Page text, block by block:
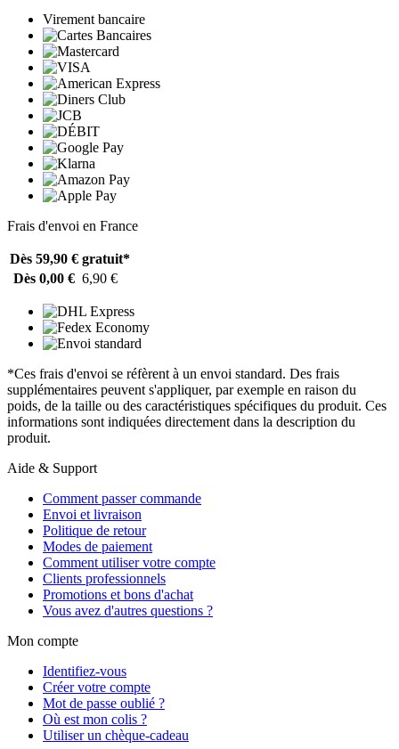
Virement bancaire
Frais d'envoi en France
Dès 59,90 € gratuit*
Dès 0,00 € 6,90 €
*Ces frais d'envoi se réfèrent à un envoi standard. Des frais
supplémentaires peuvent s'appliquer, par exemple en raison du
poids, de la taille ou des caractéristiques spécifiques du produit. Ces
informations sont indiquées directement dans la description du
produit.
Aide & Support
Comment passer commande
Envoi et livraison
Politique de retour
Modes de paiement
Comment utiliser votre compte
Clients professionnels
Promotions et bons d'achat
Vous avez d'autres questions ?
Mon compte
Identifiez-vous
Créer votre compte
Mot de passe oublié ?
Où est mon colis ?
Utiliser un chèque-cadeau